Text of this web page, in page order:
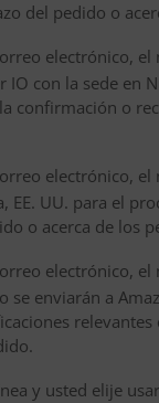
del pedido o
electrónico,
con la sede en
confirmación o
electrónico,
EE. UU. para el
o acerca de los
electrónico,
enviarán a
y usted elije